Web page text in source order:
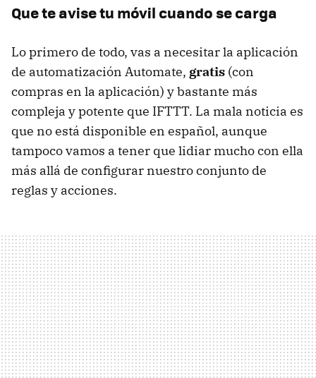
Que te avise tu móvil cuando se carga
Lo primero de todo, vas a necesitar la aplicación
de automatización Automate, gratis (con
compras en la aplicación) y bastante más
compleja y potente que IFTTT. La mala noticia es
que no está disponible en español, aunque
tampoco vamos a tener que lidiar mucho con ella
más allá de configurar nuestro conjunto de
reglas y acciones.